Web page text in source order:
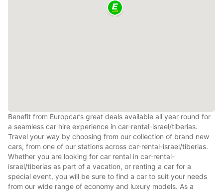
Benefit from Europcar’s great deals available all year round for
a seamless car hire experience in car-rental-israel/tiberias.
Travel your way by choosing from our collection of brand new
cars, from one of our stations across car-rental-israel/tiberias.
Whether you are looking for car rental in car-rental-
israel/tiberias as part of a vacation, or renting a car for a
special event, you will be sure to find a car to suit your needs
from our wide range of economy and luxury models. As a